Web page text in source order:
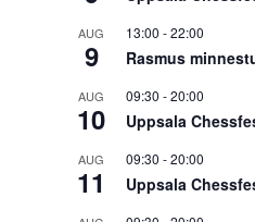
AUG
9
13:00 -22:00
Rasmus
AUG
10
09:30 -20:00
Uppsala
AUG
11
09:30 -20:00
Uppsala